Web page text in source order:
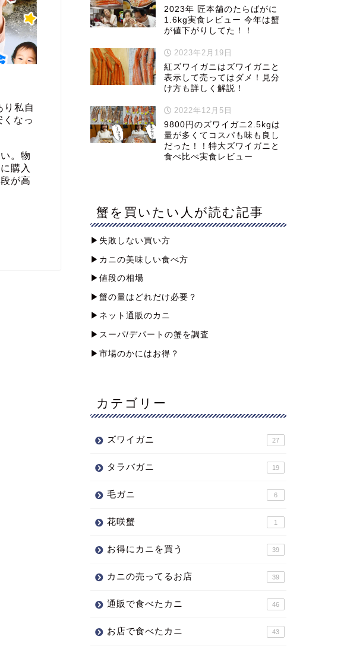
り私自
なっ
。物
購入
が高
2023年 匠本舗のたらばがに
1.6kg実食レビュー 今年は蟹
が値下がりしてた！！
2023年2月19日
紅ズワイガニはズワイガニと
表示して売ってはダメ！見分
け方も詳しく解説！
2022年12月5日
9800円のズワイガニ2.5kgは
量が多くてコスパも味も良し
だった！！特大ズワイガニと
食べ比べ実食レビュー
蟹を買いたい人が読む記事
▶︎失敗しない買い方
▶︎カニの美味しい食べ方
▶︎値段の相場
▶︎蟹の量はどれだけ必要？
▶︎ネット通販のカニ
▶︎スーパ/デパートの蟹を調査
▶︎市場のかにはお得？
カテゴリー
ズワイガニ 27
タラバガニ 19
毛ガニ 6
花咲蟹 1
お得にカニを買う 39
カニの売ってるお店 39
通販で食べたカニ 46
お店で食べたカニ 43